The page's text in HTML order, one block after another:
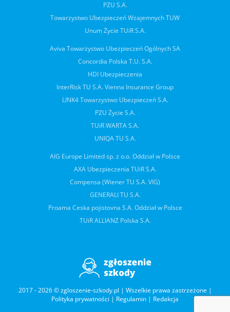
PZU S.A.
Towarzystwo Ubezpieczeń Wzajemnych TUW
Unum Życie TUiR S.A.
Aviva Towarzystwo Ubezpieczeń Ogólnych SA
Concordia Polska T.U. S.A.
HDI Ubezpieczenia
InterRisk TU S.A. Vienna Insurance Group
LINK4 Towarzystwo Ubezpieczeń S.A.
PZU Życie S.A.
TUiR WARTA S.A.
UNIQA TU S.A.
AIG Europe Limited sp. z o.o. Oddział w Polsce
AXA Ubezpieczenia TUiR S.A.
Compensa (Wiener TU S.A. VIG)
GENERALI TU S.A.
Proama Ceska pojistovna S.A. Oddział w Polsce
TUiR ALLIANZ Polska S.A.
2017 - 2026 © zgloszenie-szkody.pl | Wszelkie prawa zastrzeżone |
Polityka prywatności | Regulamin | Redakcja